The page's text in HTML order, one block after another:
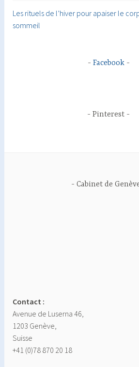
Les rituels de l’hiver pour apaiser le
sommeil
Facebook
Pinterest
Cabinet de
Contact :
Avenue de Luserna 46,
1203 Genève,
Suisse
+41 (0)78 870 20 18